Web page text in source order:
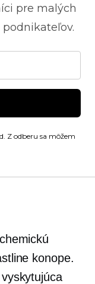
pre malých
Z odberu sa môžem
konope.